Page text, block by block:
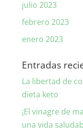
julio 2023
febrero 2023
enero 2023
Entradas
La libertad de
dieta keto
¡El vinagre de
una vida